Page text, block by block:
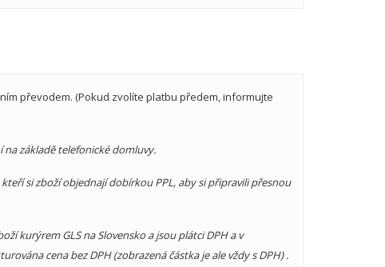
převodem. (Pokud zvolíte platbu předem, informujte
základě telefonické domluvy.
si zboží objednají dobírkou PPL, aby si připravili přesnou
kurýrem GLS na Slovensko a jsou plátci DPH a v
cena bez DPH (zobrazená částka je ale vždy s DPH) .